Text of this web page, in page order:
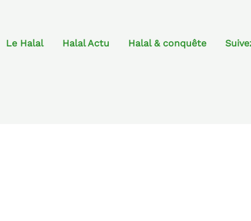
Le Halal Halal Actu Halal & conquête